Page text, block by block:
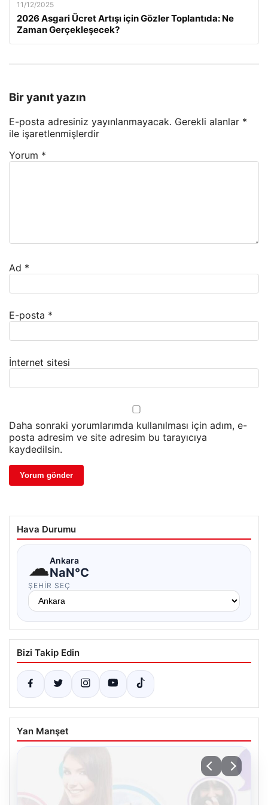
11/12/2025
2026 Asgari Ücret Artışı için Gözler Toplantıda: Ne
Zaman Gerçekleşecek?
Bir yanıt yazın
E-posta adresiniz yayınlanmayacak. Gerekli alanlar *
ile işaretlenmişlerdir
Yorum *
Ad *
E-posta *
İnternet sitesi
Daha sonraki yorumlarımda kullanılması için adım, e-
posta adresim ve site adresim bu tarayıcıya
kaydedilsin.
Hava Durumu
☁Ankara
NaN°C
ŞEHIR SEÇ
Bizi Takip Edin
Yan Manşet